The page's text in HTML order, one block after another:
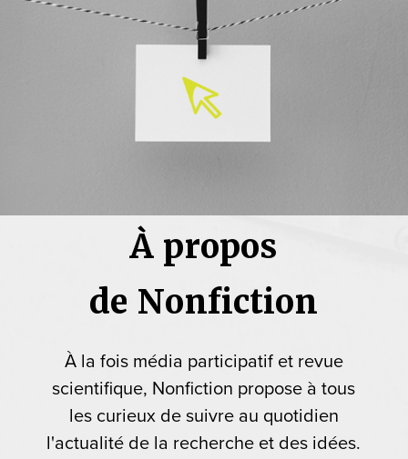
À propos
de Nonfiction
À la fois média participatif et revue
scientifique, Nonfiction propose à tous
les curieux de suivre au quotidien
l'actualité de la recherche et des idées.